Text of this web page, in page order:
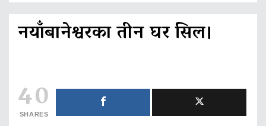
नयाँबानेश्वरका तीन घर सिल।
40
SHARES